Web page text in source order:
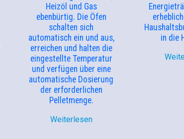
Heizöl und Gas
ebenbürtig. Die Öfen
schalten sich
automatisch ein und aus,
erreichen und halten die
eingestellte Temperatur
und verfügen über eine
automatische Dosierung
der erforderlichen
Pelletmenge.
Weiterlesen
in die